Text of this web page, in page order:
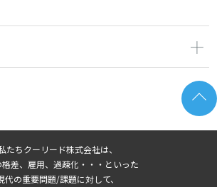
一覧(1)
一覧(1)
たちクーリード株式会社は、
差、雇用、過疎化・・・といった
代の重要問題/課題に対して、